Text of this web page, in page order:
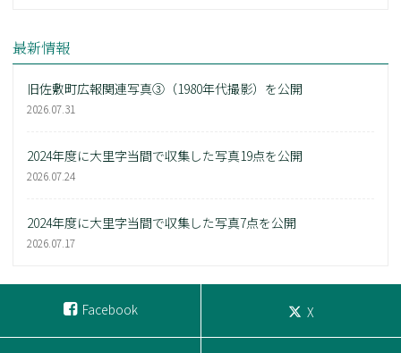
最新情報
旧佐敷町広報関連写真③（1980年代撮影）を公開
2026.07.31
2024年度に大里字当間で収集した写真19点を公開
2026.07.24
2024年度に大里字当間で収集した写真7点を公開
2026.07.17
Facebook X